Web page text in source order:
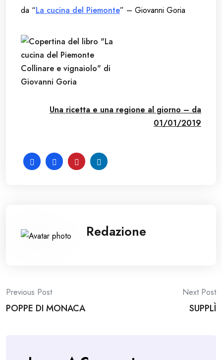
da “La cucina del Piemonte” – Giovanni Goria
Una ricetta e una regione al giorno – da
01/01/2019
Redazione
Post
navigation
Previous Post
POPPE DI MONACA
Next Post
SUPPLÌ